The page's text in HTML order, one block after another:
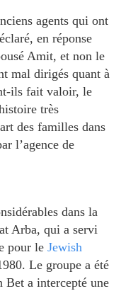
agents qui ont
en réponse
Amit, et non le
mal dirigés quant à
ils fait valoir, le
très
des familles dans
l’agence de
dans la
Arba, qui a servi
pour le Jewish
Le groupe a été
Bet a intercepté une